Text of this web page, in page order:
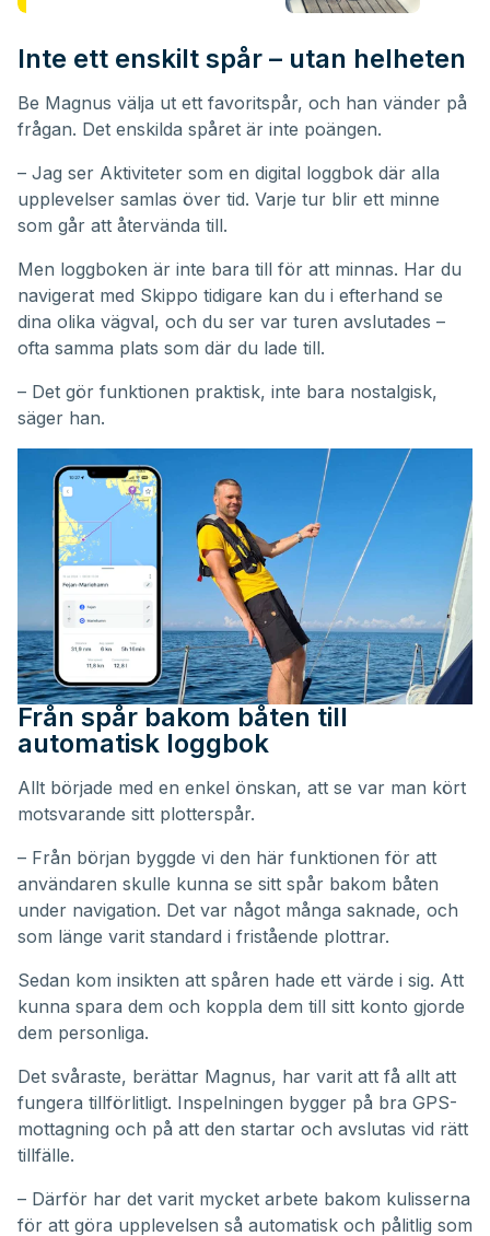
Inte ett enskilt spår – utan helheten
Be Magnus välja ut ett favoritspår, och han vänder på
frågan. Det enskilda spåret är inte poängen.
– Jag ser Aktiviteter som en digital loggbok där alla
upplevelser samlas över tid. Varje tur blir ett minne
som går att återvända till.
Men loggboken är inte bara till för att minnas. Har du
navigerat med Skippo tidigare kan du i efterhand se
dina olika vägval, och du ser var turen avslutades –
ofta samma plats som där du lade till.
– Det gör funktionen praktisk, inte bara nostalgisk,
säger han.
Från spår bakom båten till
automatisk loggbok
Allt började med en enkel önskan, att se var man kört
motsvarande sitt plotterspår.
– Från början byggde vi den här funktionen för att
användaren skulle kunna se sitt spår bakom båten
under navigation. Det var något många saknade, och
som länge varit standard i fristående plottrar.
Sedan kom insikten att spåren hade ett värde i sig. Att
kunna spara dem och koppla dem till sitt konto gjorde
dem personliga.
Det svåraste, berättar Magnus, har varit att få allt att
fungera tillförlitligt. Inspelningen bygger på bra GPS-
mottagning och på att den startar och avslutas vid rätt
tillfälle.
– Därför har det varit mycket arbete bakom kulisserna
för att göra upplevelsen så automatisk och pålitlig som